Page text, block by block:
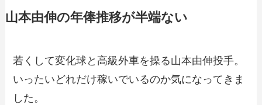
山本由伸の年俸推移が半端ない
若くして変化球と高級外車を操る山本由伸投手。
いったいどれだけ稼いでいるのか気になってきま
した。